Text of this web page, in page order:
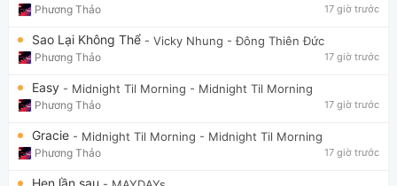
Phương Thảo 17 giờ trước
Sao Lại Không Thể - Vicky Nhung - Đông Thiên Đức
Phương Thảo 17 giờ trước
Easy - Midnight Til Morning - Midnight Til Morning
Phương Thảo 17 giờ trước
Gracie - Midnight Til Morning - Midnight Til Morning
Phương Thảo 17 giờ trước
Hẹn lần sau